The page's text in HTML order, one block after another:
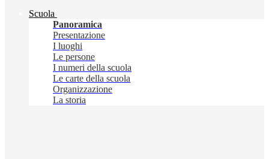
Scuola
Panoramica
Presentazione
I luoghi
Le persone
I numeri della scuola
Le carte della scuola
Organizzazione
La storia